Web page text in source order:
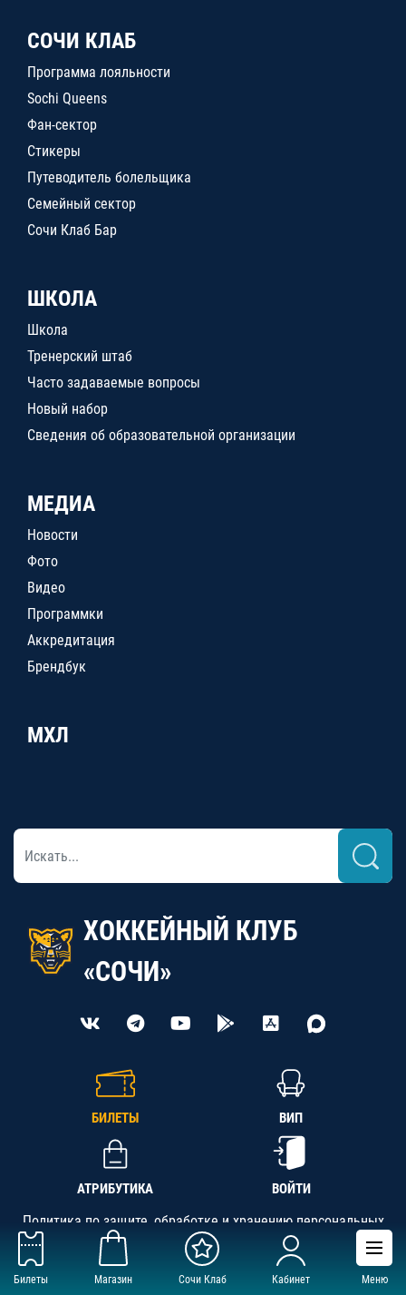
Билеты Магазин Сочи Клаб Кабинет Меню
СОЧИ КЛАБ
Программа лояльности
Sochi Queens
Фан-сектор
Стикеры
Путеводитель болельщика
Семейный сектор
Сочи Клаб Бар
ШКОЛА
Школа
Тренерский штаб
Часто задаваемые вопросы
Новый набор
Сведения об образовательной организации
МЕДИА
Новости
Фото
Видео
Программки
Аккредитация
Брендбук
МХЛ
ХОККЕЙНЫЙ КЛУБ
«СОЧИ»
БИЛЕТЫ ВИП
АТРИБУТИКА ВОЙТИ
Политика по защите, обработке и хранению персональных
данных
АНО «СК «Кубань-Регион», ОГРН 1142300002349,